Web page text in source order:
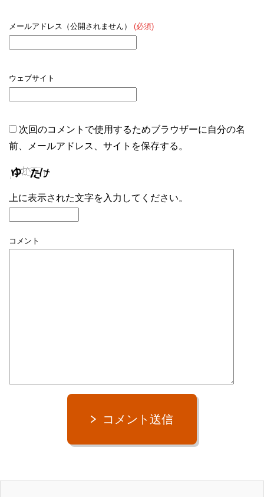
メールアドレス（公開されません） (必須)
ウェブサイト
次回のコメントで使用するためブラウザーに自分の名
前、メールアドレス、サイトを保存する。
上に表示された文字を入力してください。
コメント
コメント送信